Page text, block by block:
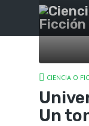
CIENCIA O
Un